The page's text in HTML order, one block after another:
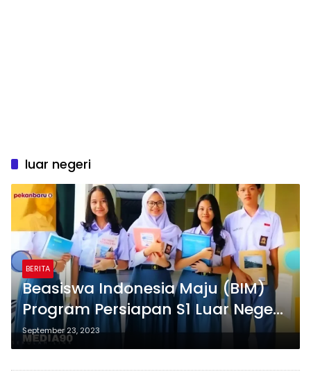
luar negeri
BERITA
Beasiswa Indonesia Maju (BIM)
Program Persiapan S1 Luar Negeri
Angkatan 4: Menjadi Bagian dari
Prestasi
September 23, 2023